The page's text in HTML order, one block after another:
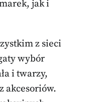
jak i
z sieci
wybór
i twarzy,
akcesoriów.